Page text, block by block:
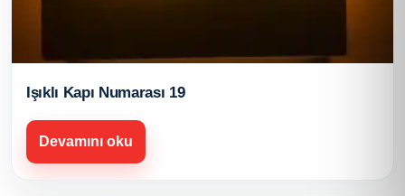
Işıklı Kapı Numarası 19
Devamını oku